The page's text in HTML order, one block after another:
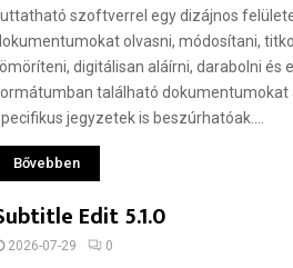
szoftverrel egy dizájnos
olvasni, módosítani,
digitálisan aláírni, darabolni és
található dokumentumokat
jegyzetek is beszúrhatóak....
Bővebben
Edit 5.1.0
2026-07-29 0